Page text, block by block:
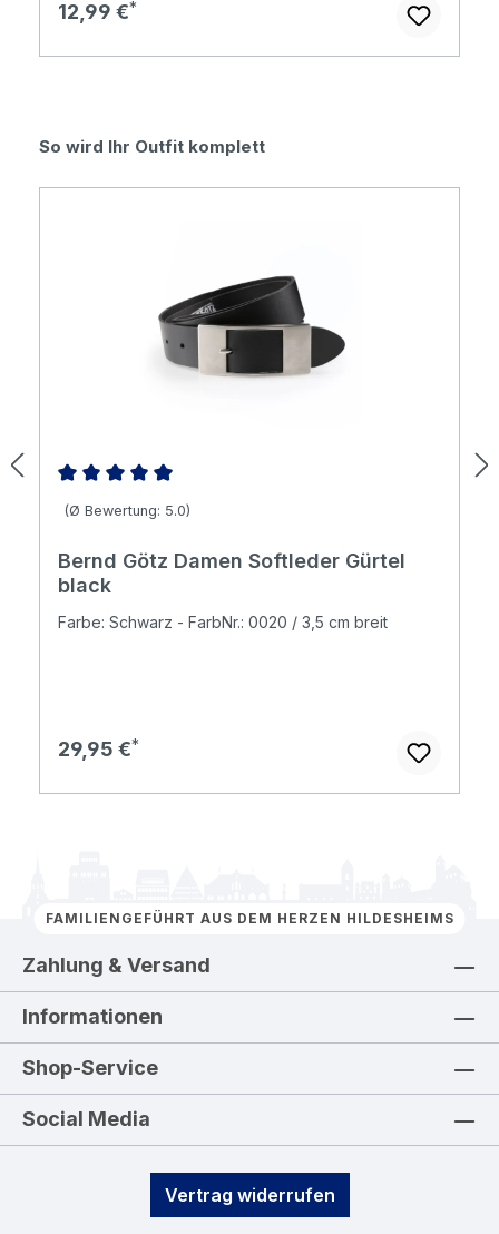
Regulärer Preis:
12,99 €
Produktgalerie überspringen
So wird Ihr Outfit komplett
Durchschnittliche Bewertung von 5 von 5 Sternen
(Ø Bewertung: 5.0)
Bernd Götz Damen Softleder Gürtel
black
Farbe: Schwarz - FarbNr.: 0020 / 3,5 cm breit
Regulärer Preis:
29,95 €
FAMILIENGEFÜHRT AUS DEM HERZEN HILDESHEIMS
Zahlung & Versand
Informationen
Shop-Service
Social Media
Vertrag widerrufen